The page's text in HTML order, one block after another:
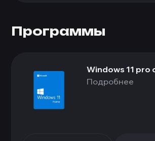
Программы
Windows 11 pro
Подробнее